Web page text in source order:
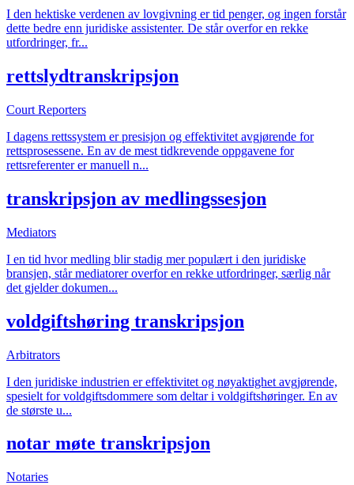
I den hektiske verdenen av lovgivning er tid penger, og ingen forstår
dette bedre enn juridiske assistenter. De står overfor en rekke
utfordringer, fr...
rettslydtranskripsjon
Court Reporters
I dagens rettssystem er presisjon og effektivitet avgjørende for
rettsprosessene. En av de mest tidkrevende oppgavene for
rettsreferenter er manuell n...
transkripsjon av medlingssesjon
Mediators
I en tid hvor medling blir stadig mer populært i den juridiske
bransjen, står mediatorer overfor en rekke utfordringer, særlig når
det gjelder dokumen...
voldgiftshøring transkripsjon
Arbitrators
I den juridiske industrien er effektivitet og nøyaktighet avgjørende,
spesielt for voldgiftsdommere som deltar i voldgiftshøringer. En av
de største u...
notar møte transkripsjon
Notaries